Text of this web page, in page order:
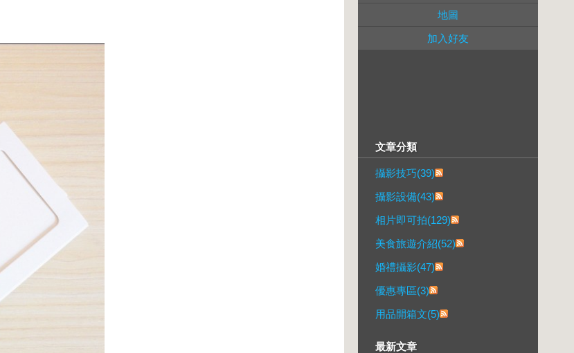
地圖
加入好友
文章分類
攝影技巧(39)
攝影設備(43)
相片即可拍(129)
美食旅遊介紹(52)
婚禮攝影(47)
優惠專區(3)
用品開箱文(5)
最新文章